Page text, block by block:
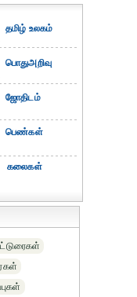
தமிழ் உலகம்
பொதுஅறிவு
ஜோதிடம்
பெண்கள்
கலைகள்